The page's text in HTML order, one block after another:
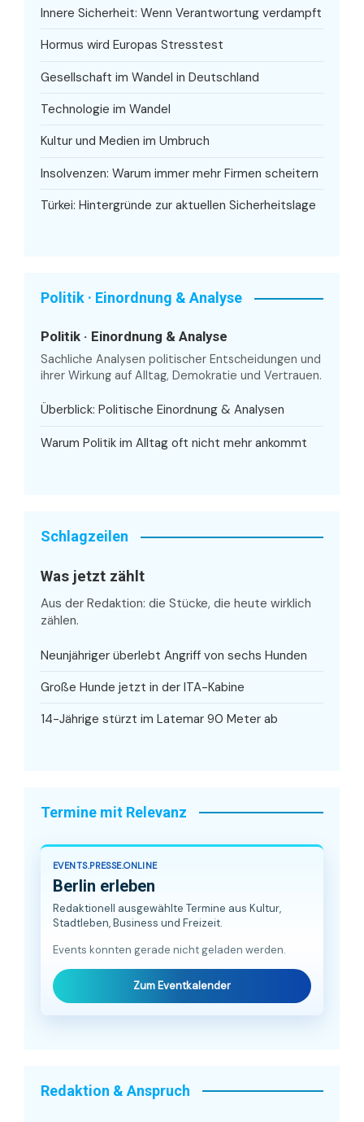
Innere Sicherheit: Wenn Verantwortung verdampft
Hormus wird Europas Stresstest
Gesellschaft im Wandel in Deutschland
Technologie im Wandel
Kultur und Medien im Umbruch
Insolvenzen: Warum immer mehr Firmen scheitern
Türkei: Hintergründe zur aktuellen Sicherheitslage
Politik · Einordnung & Analyse
Politik · Einordnung & Analyse
Sachliche Analysen politischer Entscheidungen und
ihrer Wirkung auf Alltag, Demokratie und Vertrauen.
Überblick: Politische Einordnung & Analysen
Warum Politik im Alltag oft nicht mehr ankommt
Schlagzeilen
Was jetzt zählt
Aus der Redaktion: die Stücke, die heute wirklich
zählen.
Neunjähriger überlebt Angriff von sechs Hunden
Große Hunde jetzt in der ITA-Kabine
14-Jährige stürzt im Latemar 90 Meter ab
Termine mit Relevanz
EVENTS.PRESSE.ONLINE
Berlin erleben
Redaktionell ausgewählte Termine aus Kultur,
Stadtleben, Business und Freizeit.
Events konnten gerade nicht geladen werden.
Zum Eventkalender
Redaktion & Anspruch